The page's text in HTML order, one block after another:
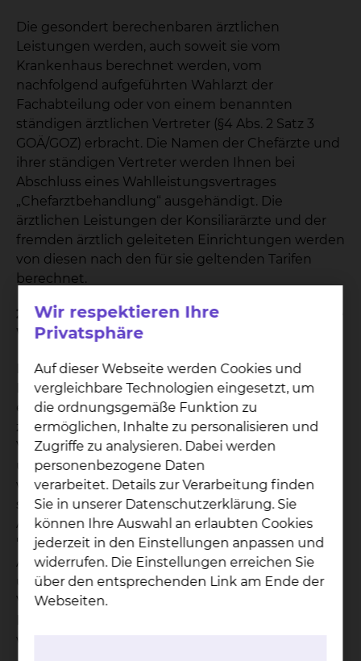
Die gesondert berechenbaren ärztlichen
Leistungen werden, auch soweit sie vom
Krankenhaus berechnet werden, vom
nachfolgend aufgeführten Wahlarzt der
Fachabteilung oder von einem benannten
ständigen ärztlichen Vertreter (§4 Abs. 2 Satz 3
GOÄ/GOZ) erbracht. Die Namen der Chefärzte und
ihrer ständigen Vertreter werden Ihnen bei
Abschluss eines Wahlleistungsvertrages
„Chefarztbehandlung“ ausgehändigt. Die
ärztlichen Leistungen der Konsiliarärzte und der
fremden ärztlich geleiteten Einrichtungen werden
von diesen nach den für sie geltenden Tarifen
berechnet.
2. Was geschieht, wenn der von Ihnen gewählte
Wahlarzt verhindert ist?
Die Rechtsprechung unterscheidet bei der
Erbringung einer wahlärztlichen Leistung durch
einen ständigen Vertreter des Wahlarztes
zwischen vorhersehbarer und unvorhersehbarer
Verhinderung des Wahlarztes. Bei einer
unvorhersehbaren Verhinderung Ihres Wahlarztes
wird die wahlärztliche Leistung von seinem
ständigen ärztlichen Vertreter übernommen. Bei
Abschluss eines Vertrages für die Wahlleistung
"Chefarztbehandlung" erhalten Sie eine
Aufstellung aller ständigen Vertreter der Chefärzte
unseres Klinikums. Im Falle der unvorhersehbaren
Verhinderung des Wahlarztes werden die
wahlärztliche Leistungen in Rechnung gestellt.
Wir respektieren Ihre
Privatsphäre
Auf dieser Webseite werden Cookies und
vergleichbare Technologien eingesetzt, um
die ordnungsgemäße Funktion zu
ermöglichen, Inhalte zu personalisieren und
Zugriffe zu analysieren. Dabei werden
personenbezogene Daten
verarbeitet. Details zur Verarbeitung finden
Sie in unserer Datenschutzerklärung. Sie
können Ihre Auswahl an erlaubten Cookies
jederzeit in den Einstellungen anpassen und
widerrufen. Die Einstellungen erreichen Sie
über den entsprechenden Link am Ende der
Webseiten.